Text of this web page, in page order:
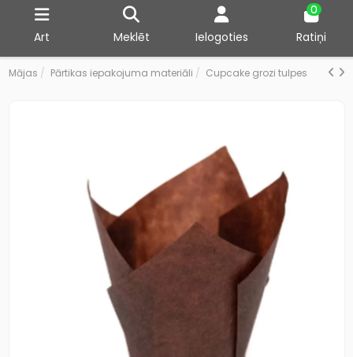
Art Meklēt Ielogoties
0
Ratiņi
Mājas Pārtikas iepakojuma materiāli Cupcake grozi tulpes